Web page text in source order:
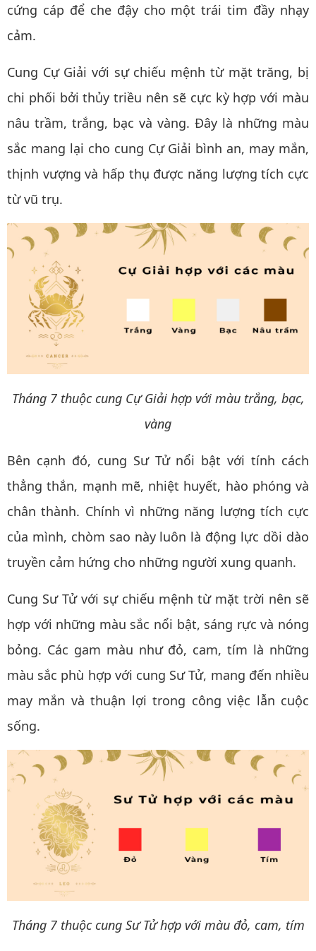
cứng cáp để che đậy cho một trái tim đầy nhạy
cảm.
Cung Cự Giải với sự chiếu mệnh từ mặt trăng, bị
chi phối bởi thủy triều nên sẽ cực kỳ hợp với màu
nâu trầm, trắng, bạc và vàng. Đây là những màu
sắc mang lại cho cung Cự Giải bình an, may mắn,
thịnh vượng và hấp thụ được năng lượng tích cực
từ vũ trụ.
Tháng 7 thuộc cung Cự Giải hợp với màu trắng, bạc,
vàng
Bên cạnh đó, cung Sư Tử nổi bật với tính cách
thẳng thắn, mạnh mẽ, nhiệt huyết, hào phóng và
chân thành. Chính vì những năng lượng tích cực
của mình, chòm sao này luôn là động lực dồi dào
truyền cảm hứng cho những người xung quanh.
Cung Sư Tử với sự chiếu mệnh từ mặt trời nên sẽ
hợp với những màu sắc nổi bật, sáng rực và nóng
bỏng. Các gam màu như đỏ, cam, tím là những
màu sắc phù hợp với cung Sư Tử, mang đến nhiều
may mắn và thuận lợi trong công việc lẫn cuộc
sống.
Tháng 7 thuộc cung Sư Tử hợp với màu đỏ, cam, tím